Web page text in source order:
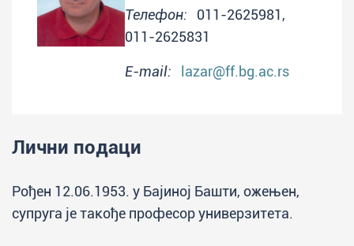
Телефон: 011-2625981,
011-2625831
E-mail: lazar@ff.bg.ac.rs
Лични подаци
Рођен 12.06.1953. у Бајиној Башти, ожењен,
супруга је такође професор универзитета.